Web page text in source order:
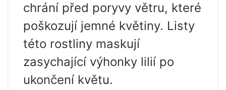
chrání před poryvy větru, které
poškozují jemné květiny. Listy
této rostliny maskují
zasychající výhonky lilií po
ukončení květu.